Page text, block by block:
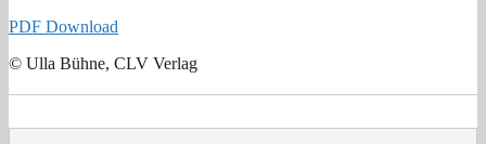
PDF Download
© Ulla Bühne, CLV Verlag